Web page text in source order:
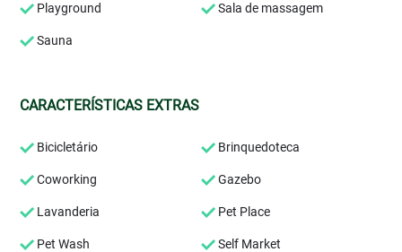
Playground Sala de massagem
Sauna
CARACTERÍSTICAS EXTRAS
Bicicletário Brinquedoteca
Coworking Gazebo
Lavanderia Pet Place
Pet Wash Self Market